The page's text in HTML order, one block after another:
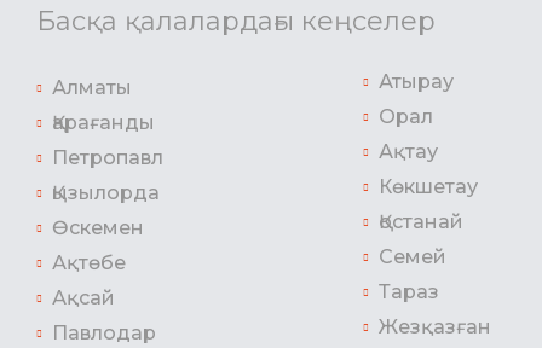
Басқа қалалардағы кеңселер
Алматы
Қарағанды
Петропавл
Қызылорда
Өскемен
Ақтөбе
Ақсай
Павлодар
Атырау
Орал
Ақтау
Көкшетау
Қостанай
Семей
Тараз
Жезқазған